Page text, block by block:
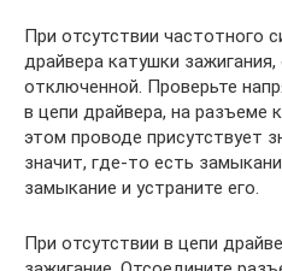
При отсутствии частотного
драйвера катушки
отключенной. Проверьте
в цепи драйвера, на разъеме
этом проводе присутствует
значит, где-то есть
замыкание и устраните его.
При отсутствии в цепи